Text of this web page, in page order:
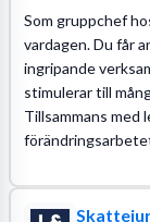
Som gruppchef
vardagen. Du får
ingripande
stimulerar till
Tillsammans med